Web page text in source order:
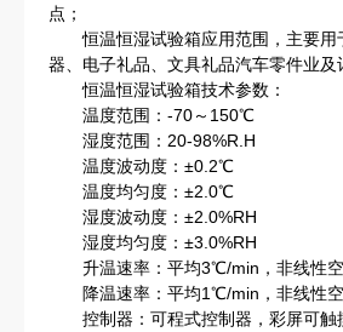
点；
恒温恒湿试验箱应用范围，主要用
器、电子礼品、文具礼品汽车零件业
恒温恒湿试验箱技术参数：
温度范围：-70～150℃
湿度范围：20-98%R.H
温度波动度：±0.2℃
温度均匀度：±2.0℃
湿度波动度：±2.0%RH
湿度均匀度：±3.0%RH
升温速率：平均3℃/min，非线性空
降温速率：平均1℃/min，非线性空
控制器：可程式控制器，彩屏可触